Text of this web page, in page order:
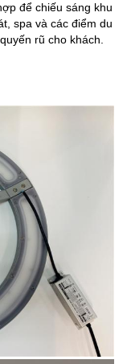
để chiếu sáng khu
spa và các điểm du
rũ cho khách.